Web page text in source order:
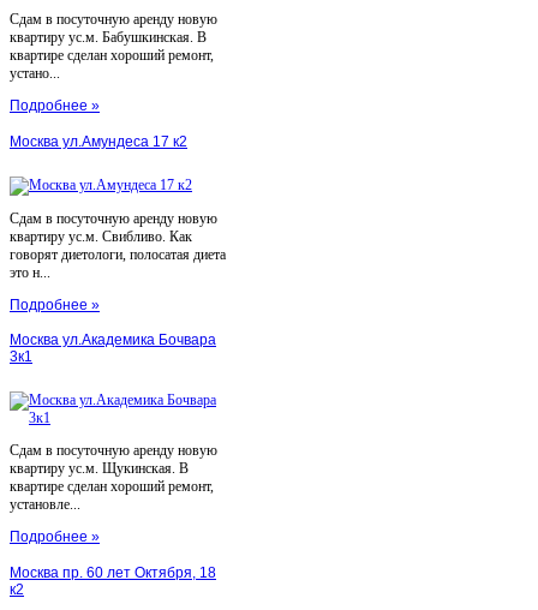
Сдам в посуточную аренду новую
квартиру ус.м. Бабушкинская. В
квартире сделан хороший ремонт,
устано...
Подробнее »
Москва ул.Амундеса 17 к2
Сдам в посуточную аренду новую
квартиру ус.м. Свибливо. Как
говорят диетологи, полосатая диета
это н...
Подробнее »
Москва ул.Академика Бочвара
3к1
Сдам в посуточную аренду новую
квартиру ус.м. Щукинская. В
квартире сделан хороший ремонт,
установле...
Подробнее »
Москва пр. 60 лет Октября, 18
к2